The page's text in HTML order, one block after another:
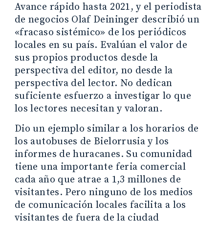
Avance rápido hasta 2021, y el periodista
de negocios Olaf Deininger describió un
«fracaso sistémico» de los periódicos
locales en su país. Evalúan el valor de
sus propios productos desde la
perspectiva del editor, no desde la
perspectiva del lector. No dedican
suficiente esfuerzo a investigar lo que
los lectores necesitan y valoran.
Dio un ejemplo similar a los horarios de
los autobuses de Bielorrusia y los
informes de huracanes. Su comunidad
tiene una importante feria comercial
cada año que atrae a 1,3 millones de
visitantes. Pero ninguno de los medios
de comunicación locales facilita a los
visitantes de fuera de la ciudad